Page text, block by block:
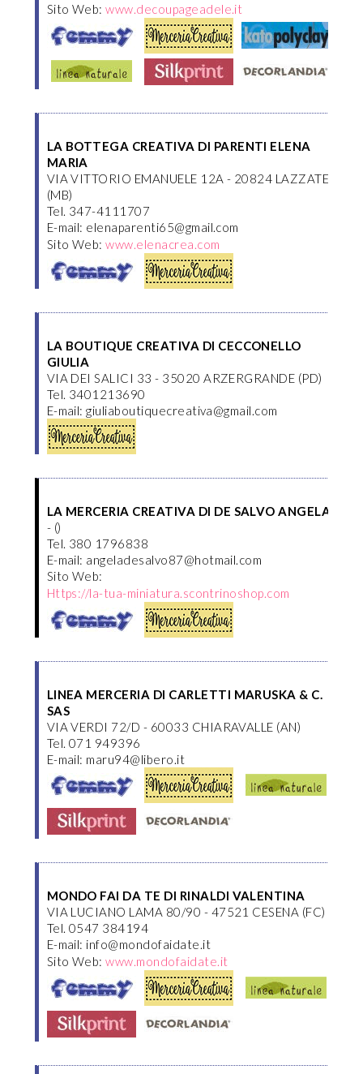
Sito Web:www.decoupageadele.it
LA BOTTEGA CREATIVA DI PARENTI ELENA
MARIA
VIA VITTORIO EMANUELE 12A - 20824 LAZZATE
(MB)
Tel. 347-4111707
E-mail: elenaparenti65@gmail.com
Sito Web:www.elenacrea.com
LA BOUTIQUE CREATIVA DI CECCONELLO
GIULIA
VIA DEI SALICI 33 - 35020 ARZERGRANDE (PD)
Tel. 3401213690
E-mail: giuliaboutiquecreativa@gmail.com
LA MERCERIA CREATIVA DI DE SALVO ANGELA
- ()
Tel. 380 1796838
E-mail: angeladesalvo87@hotmail.com
Sito Web:
Https://la-tua-miniatura.scontrinoshop.com
LINEA MERCERIA DI CARLETTI MARUSKA & C.
SAS
VIA VERDI 72/D - 60033 CHIARAVALLE (AN)
Tel. 071 949396
E-mail: maru94@libero.it
MONDO FAI DA TE DI RINALDI VALENTINA
VIA LUCIANO LAMA 80/90 - 47521 CESENA (FC)
Tel. 0547 384194
E-mail: info@mondofaidate.it
Sito Web:www.mondofaidate.it